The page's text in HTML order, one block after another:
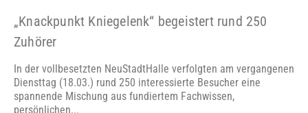
„Knackpunkt Kniegelenk“ begeistert rund 250
Zuhörer
In der vollbesetzten NeuStadtHalle verfolgten am vergangenen
Diensttag (18.03.) rund 250 interessierte Besucher eine
spannende Mischung aus fundiertem Fachwissen,
persönlichen...